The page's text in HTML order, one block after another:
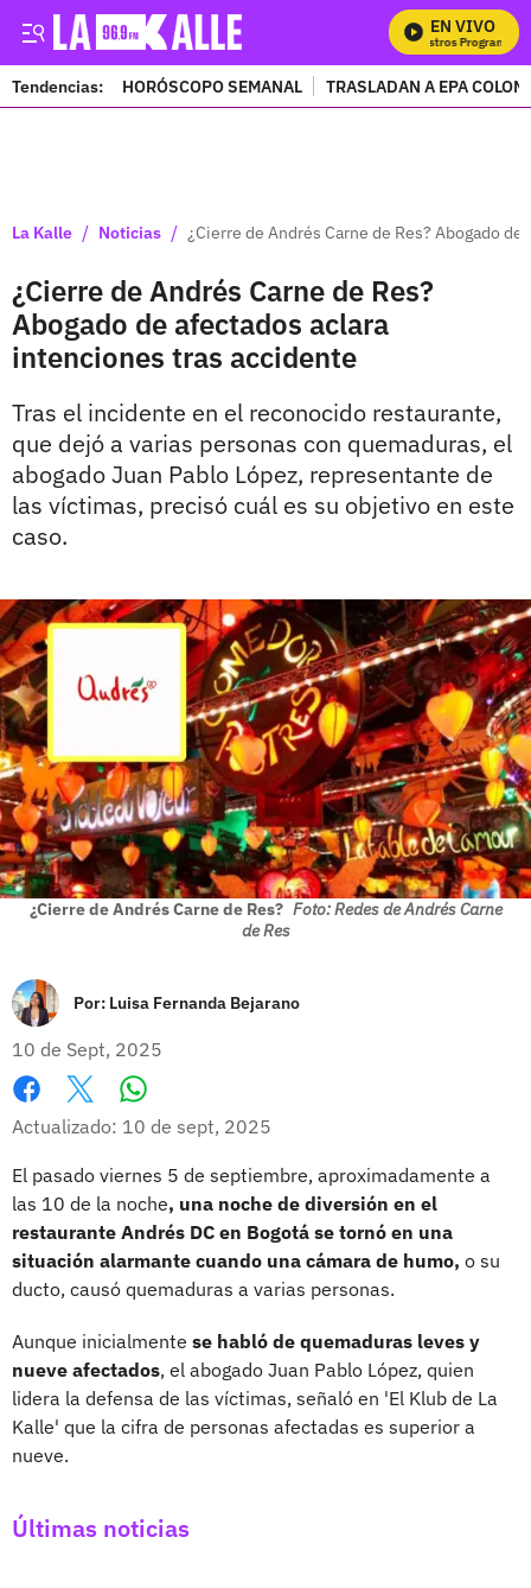
EN VIVO
Tendencias: HORÓSCOPO SEMANAL TRASLADAN A EPA
La Kalle / Noticias / ¿Cierre de Andrés Carne de Res? Abogado
¿Cierre de Andrés Carne de Res?
Abogado de afectados aclara
intenciones tras accidente
Tras el incidente en el reconocido restaurante,
que dejó a varias personas con quemaduras, el
abogado Juan Pablo López, representante de
las víctimas, precisó cuál es su objetivo en este
caso.
¿Cierre de Andrés Carne de Res? Foto: Redes de Andrés Carne
de Res
Por: Luisa Fernanda Bejarano
10 de Sept, 2025
Facebook
X
Actualizado: 10 de sept, 2025
El pasado viernes 5 de septiembre, aproximadamente a
las 10 de la noche, una noche de diversión en el
restaurante Andrés DC en Bogotá se tornó en una
situación alarmante cuando una cámara de humo, o su
ducto, causó quemaduras a varias personas.
Aunque inicialmente se habló de quemaduras leves y
nueve afectados, el abogado Juan Pablo López, quien
lidera la defensa de las víctimas, señaló en 'El Klub de La
Kalle' que la cifra de personas afectadas es superior a
nueve.
Últimas noticias